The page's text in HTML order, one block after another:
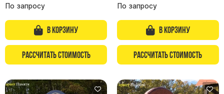
По запросу
В корзину
Рассчитать стоимость
По запросу
В корзину
Рассчитать стоимость